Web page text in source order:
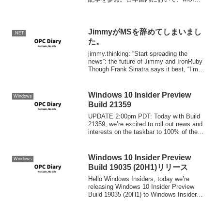
.NET
JimmyがMSを辞めてしまいまし
た。
jimmy.thinking: “Start spreading the
news”: the future of Jimmy and IronRuby
Though Frank Sinatra says it best, “I’m
Windows
Windows 10 Insider Preview
Build 21359
UPDATE 2:00pm PDT: Today with Build
21359, we’re excited to roll out news and
interests on the taskbar to 100% of the
Windows
Windows 10 Insider Preview
Build 19035 (20H1)リリース
Hello Windows Insiders, today we’re
releasing Windows 10 Insider Preview
Build 19035 (20H1) to Windows Insiders